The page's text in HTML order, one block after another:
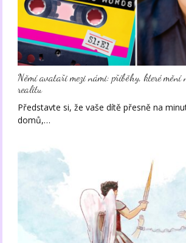
Němí avataři mezi námi: příběhy, které mění
realitu
Představte si, že vaše dítě přesně na
domů,…